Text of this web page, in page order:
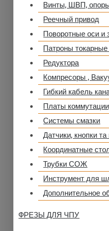
Винты, ШВП,
Реечный привод
Поворотные оси и
Патроны токарные
Редуктора
Компресоры ,
Гибкий кабель
Платы
Системы смазки
Датчики, кнопки
Координатные
Трубки СОЖ
Инструмент для
Дополнительное
ФРЕЗЫ ДЛЯ ЧПУ